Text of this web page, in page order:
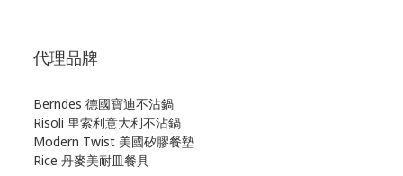
代理品牌
Berndes 德國寶迪不沾鍋
Risoli 里索利意大利不沾鍋
Modern Twist 美國矽膠餐墊
Rice 丹麥美耐皿餐具